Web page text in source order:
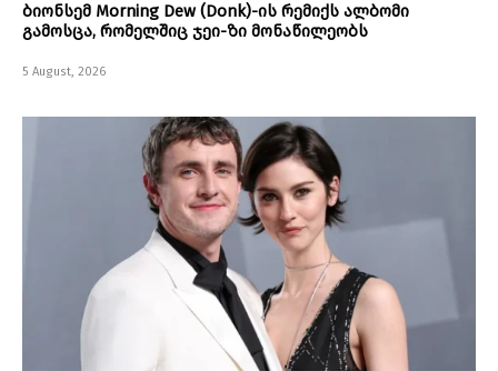
ბიონსემ Morning Dew (Donk)-ის რემიქს ალბომი
გამოსცა, რომელშიც ჯეი-ზი მონაწილეობს
5 August, 2026